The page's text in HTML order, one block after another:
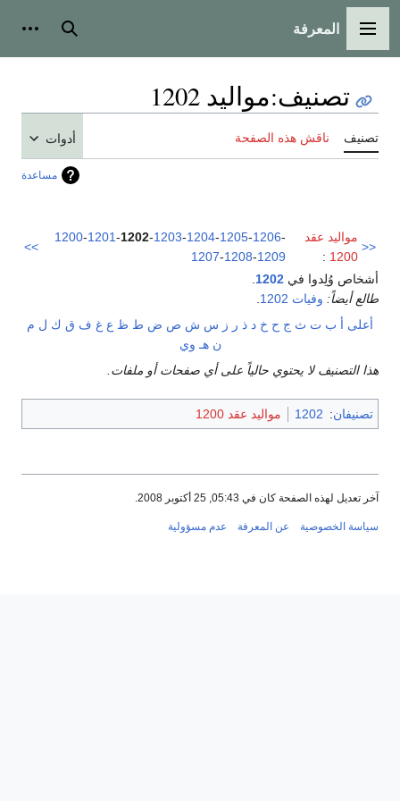
القائمة الرئيسية
المعرفة بحث
تصنيف:مواليد 1202
تصنيف ناقش هذه الصفحة أدوات
مساعدة
<<
مواليد عقد
1200
:
1200-1201-1202-1203-1204-1205-1206-
1207-1208-1209
>>
أشخاص وُلِدوا في 1202
طالع أيضاً: وفيات 1202
أعلى أ ب ت ث ج ح خ د ذ ر ز س ش ص ض ط ظ ع غ ف ق ك ل م
ن هـ وي
هذا التصنيف لا يحتوي حالياً على أي صفحات أو ملفات.
تصنيفان:
1202 مواليد عقد 1200
آخر تعديل لهذه الصفحة كان في 05:43, 25 أكتوبر 2008.
سياسة الخصوصية عن المعرفة عدم مسؤولية